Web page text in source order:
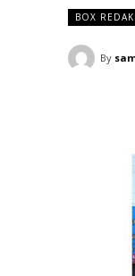
BOX
By